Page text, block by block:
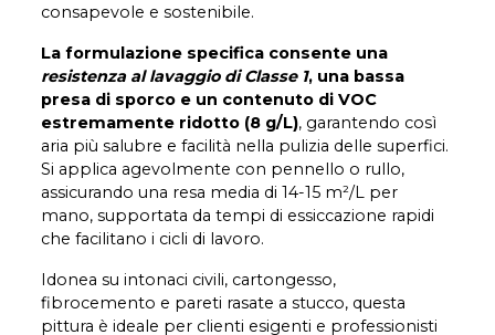
consapevole e sostenibile.
La formulazione specifica consente una
resistenza al lavaggio di Classe 1, una bassa
presa di sporco e un contenuto di VOC
estremamente ridotto (8 g/L), garantendo così
aria più salubre e facilità nella pulizia delle superfici.
Si applica agevolmente con pennello o rullo,
assicurando una resa media di 14-15 m²/L per
mano, supportata da tempi di essiccazione rapidi
che facilitano i cicli di lavoro.
Idonea su intonaci civili, cartongesso,
fibrocemento e pareti rasate a stucco, questa
pittura è ideale per clienti esigenti e professionisti